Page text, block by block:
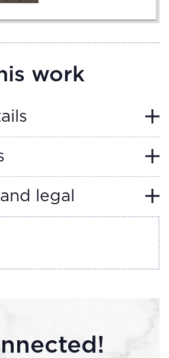
work
legal